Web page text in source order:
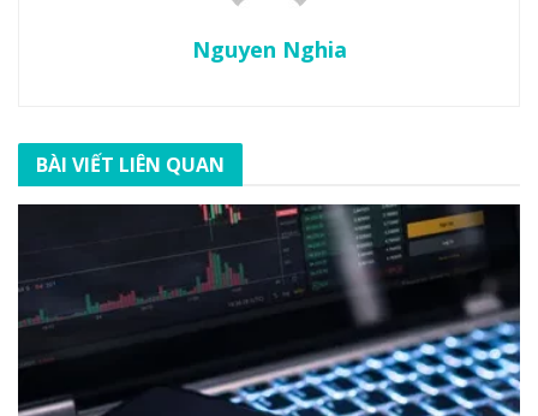
Nguyen Nghia
BÀI VIẾT LIÊN QUAN